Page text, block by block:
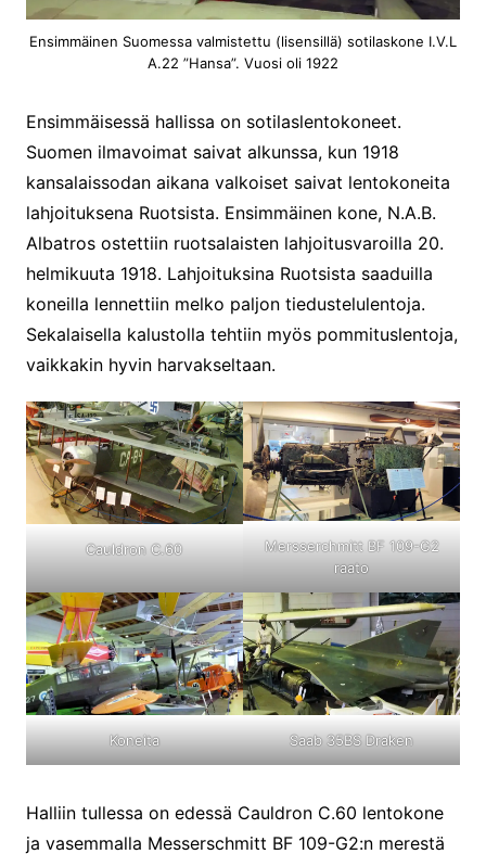
Ensimmäinen Suomessa valmistettu (lisensillä) sotilaskone I.V.L
A.22 ”Hansa”. Vuosi oli 1922
Ensimmäisessä hallissa on sotilaslentokoneet.
Suomen ilmavoimat saivat alkunssa, kun 1918
kansalaissodan aikana valkoiset saivat lentokoneita
lahjoituksena Ruotsista. Ensimmäinen kone, N.A.B.
Albatros ostettiin ruotsalaisten lahjoitusvaroilla 20.
helmikuuta 1918. Lahjoituksina Ruotsista saaduilla
koneilla lennettiin melko paljon tiedustelulentoja.
Sekalaisella kalustolla tehtiin myös pommituslentoja,
vaikkakin hyvin harvakseltaan.
Cauldron C.60
Mersserchmitt BF 109-G2
raato
Koneita Saab 35BS Draken
Halliin tullessa on edessä Cauldron C.60 lentokone
ja vasemmalla Messerschmitt BF 109-G2:n merestä